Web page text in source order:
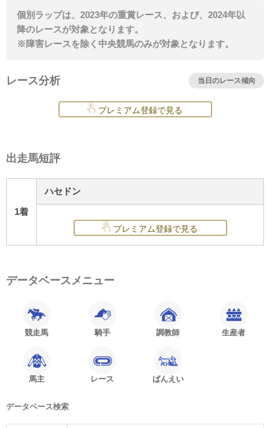
個別ラップは、2023年の重賞レース、および、2024年以
降のレースが対象となります。
※障害レースを除く中央競馬のみが対象となります。
レース分析 当日のレース傾向
プレミアム登録で見る
出走馬短評
1着
ハセドン
プレミアム登録で見る
データベースメニュー
競走馬 騎手 調教師 生産者
馬主 レース ばんえい
データベース検索